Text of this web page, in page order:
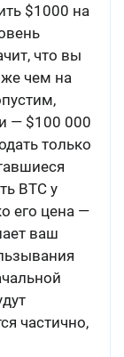
$1000 на
что вы
чем на
— $100 000
только
BTC у
его цена —
ваш
частично,